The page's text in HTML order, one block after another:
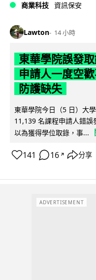
商業科技 資訊保安
Lawton 14 小時
東華學院誤發
申請人一度空
防護缺失
東華學院今日（5 日）大
11,139 名課程申請人錯
以為獲得學位取錄，事...
141 16 ↗ 分享
ADVERTISEMENT